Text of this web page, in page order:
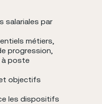
salariales par
métiers,
progression,
à poste
objectifs
les dispositifs